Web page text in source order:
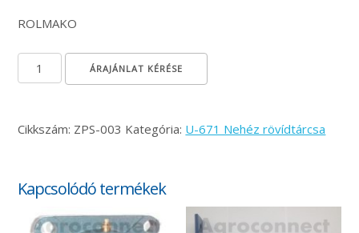
ROLMAKO
Csapszeg - vonórúd - felső kengyel mennyiség
ÁRAJÁNLAT KÉRÉSE
Cikkszám: ZPS-003 Kategória: U-671 Nehéz rövídtárcsa
Kapcsolódó termékek